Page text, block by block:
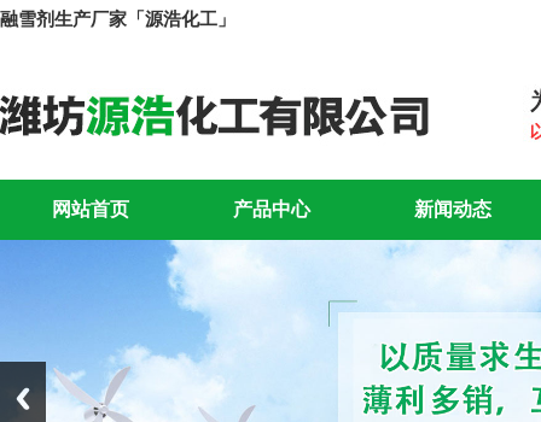
融雪剂生产厂家「源浩化工」
网站首页 产品中心 新闻动态